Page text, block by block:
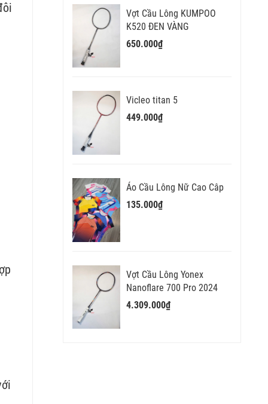
Vợt Cầu Lông KUMPOO
K520 ĐEN VÀNG
650.000₫
Vicleo titan 5
449.000₫
Áo Cầu Lông Nữ Cao Câp
135.000₫
Vợt Cầu Lông Yonex
Nanoflare 700 Pro 2024
4.309.000₫